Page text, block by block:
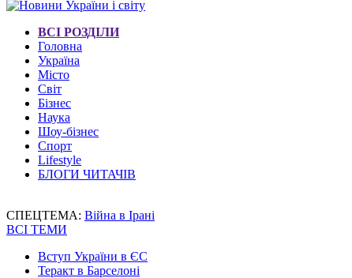
ВСІ РОЗДІЛИ
Головна
Україна
Місто
Світ
Бізнес
Наука
Шоу-бізнес
Спорт
Lifestyle
БЛОГИ ЧИТАЧІВ
СПЕЦТЕМА: Війна в Ірані
ВСІ ТЕМИ
Вступ України в ЄС
Теракт в Барселоні